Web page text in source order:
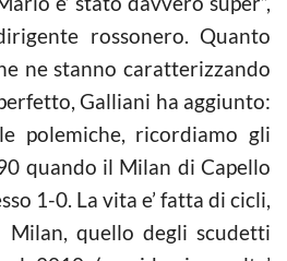
rossonero. Quanto
ne stanno caratterizzando
Galliani ha aggiunto:
polemiche, ricordiamo gli
quando il Milan di Capello
1-0. La vita e’ fatta di cicli,
Milan, quello degli scudetti